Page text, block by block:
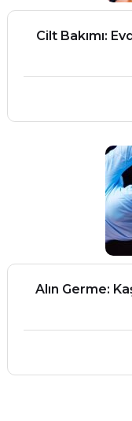
Cilt Bakımı:
Alın Germe: